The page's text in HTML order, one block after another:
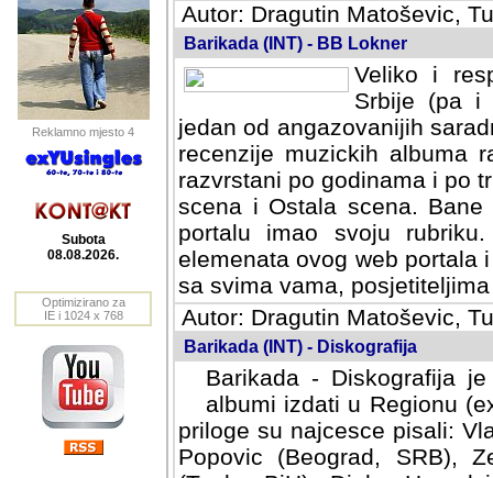
Reklamno mjesto 4
Subota
08.08.2026.
Optimizirano za
IE i 1024 x 768
Autor: Dragutin Matoševic,
Barikada (INT) - BB Lokner
Veliko i
Srbije (pa i
jedan od angazovanijih
recenzije muzickih albuma
razvrstani po godinama i po
scena i Ostala scena.
portalu imao svoju
elemenata ovog web portala
sa svima vama,
Autor: Dragutin Matoševic,
Barikada (INT) - Diskografija
Barikada - Diskografija
albumi izdati u Regionu
priloge su najcesce pisali:
Popovic (Beograd, SRB),